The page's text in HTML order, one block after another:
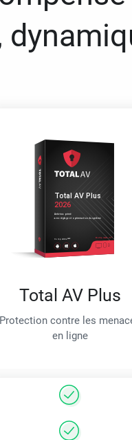
Total AV Plus
Protection contre les
en ligne